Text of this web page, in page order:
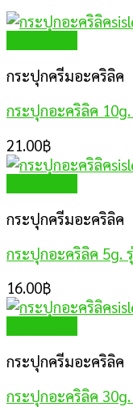
กระปุกครีมอะคริลิค
กระปุกอะคริลิค 10g.
21.00฿
กระปุกครีมอะคริลิค
กระปุกอะคริลิค 5g.
16.00฿
กระปุกครีมอะคริลิค
กระปุกอะคริลิค 30g.